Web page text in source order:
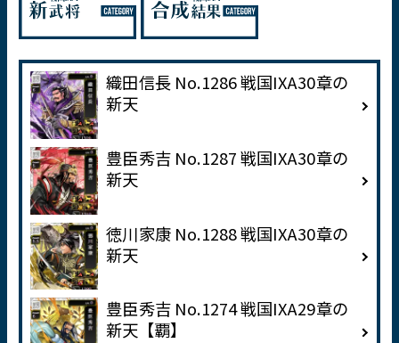
織田信長 No.1286 戦国IXA30章の
新天
豊臣秀吉 No.1287 戦国IXA30章の
新天
徳川家康 No.1288 戦国IXA30章の
新天
豊臣秀吉 No.1274 戦国IXA29章の
新天【覇】